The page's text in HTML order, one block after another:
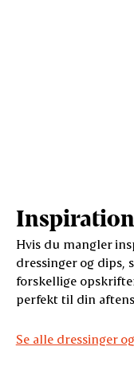
Hvis du mangler
dressinger og dips,
forskellige
perfekt til din
Se alle dressinger